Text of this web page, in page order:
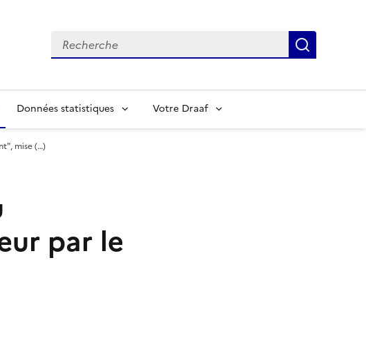
Recherche
Données statistiques Votre Draaf
mise (…)
par le